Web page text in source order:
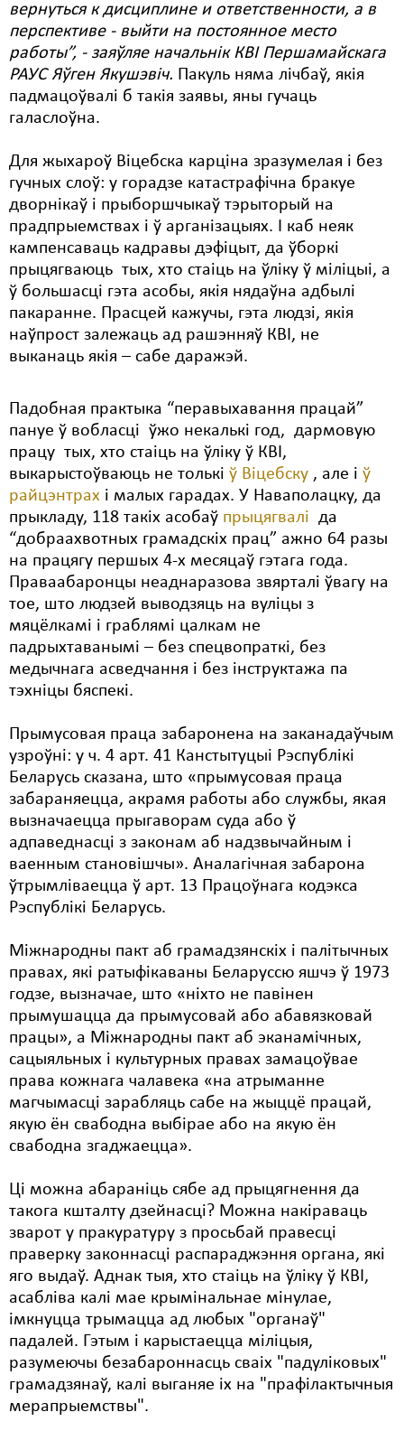
вернуться к дисциплине и ответственности, а в
перспективе - выйти на постоянное место
работы”, - заяўляе начальнік КВІ Першамайскага
РАУС Яўген Якушэвіч. Пакуль няма лічбаў, якія
падмацоўвалі б такія заявы, яны гучаць
галаслоўна.
Для жыхароў Віцебска карціна зразумелая і без
гучных слоў: у горадзе катастрафічна бракуе
дворнікаў і прыборшчыкаў тэрыторый на
прадпрыемствах і ў арганізацыях. І каб неяк
кампенсаваць кадравы дэфіцыт, да ўборкі
прыцягваюць тых, хто стаіць на ўліку ў міліцыі, а
ў большасці гэта асобы, якія нядаўна адбылі
пакаранне. Прасцей кажучы, гэта людзі, якія
наўпрост залежаць ад рашэнняў КВІ, не
выканаць якія – сабе даражэй.
Падобная практыка “перавыхавання працай”
пануе ў вобласці ўжо некалькі год, дармовую
працу тых, хто стаіць на ўліку ў КВІ,
выкарыстоўваюць не толькі ў Віцебску , але і ў
райцэнтрах і малых гарадах. У Наваполацку, да
прыкладу, 118 такіх асобаў прыцягвалі да
“добраахвотных грамадскіх прац” ажно 64 разы
на працягу першых 4-х месяцаў гэтага года.
Праваабаронцы неаднаразова звярталі ўвагу на
тое, што людзей выводзяць на вуліцы з
мяцёлкамі і граблямі цалкам не
падрыхтаванымі – без спецвопраткі, без
медычнага асведчання і без інструктажа па
тэхніцы бяспекі.
Прымусовая праца забаронена на заканадаўчым
узроўні: у ч. 4 арт. 41 Канстытуцыі Рэспублікі
Беларусь сказана, што «прымусовая праца
забараняецца, акрамя работы або службы, якая
вызначаецца прыгаворам суда або ў
адпаведнасці з законам аб надзвычайным і
ваенным становішчы». Аналагічная забарона
ўтрымліваецца ў арт. 13 Працоўнага кодэкса
Рэспублікі Беларусь.
Міжнародны пакт аб грамадзянскіх і палітычных
правах, які ратыфікаваны Беларуссю яшчэ ў 1973
годзе, вызначае, што «ніхто не павінен
прымушацца да прымусовай або абавязковай
працы», а Міжнародны пакт аб эканамічных,
сацыяльных і культурных правах замацоўвае
права кожнага чалавека «на атрыманне
магчымасці зарабляць сабе на жыццё працай,
якую ён свабодна выбірае або на якую ён
свабодна згаджаецца».
Ці можна абараніць сябе ад прыцягнення да
такога кшталту дзейнасці? Можна накіраваць
зварот у пракуратуру з просьбай правесці
праверку законнасці распараджэння органа, які
яго выдаў. Аднак тыя, хто стаіць на ўліку ў КВІ,
асабліва калі мае крымінальнае мінулае,
імкнуцца трымацца ад любых "органаў"
падалей. Гэтым і карыстаецца міліцыя,
разумеючы безабароннасць сваіх "падуліковых"
грамадзянаў, калі выганяе іх на "прафілактычныя
мерапрыемствы".
Сацыяльныя правы